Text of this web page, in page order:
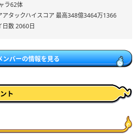
ラ62体
アタックハイスコア 最高348億3464万1366
日数 2060日
ンバーの情報を見る
ト